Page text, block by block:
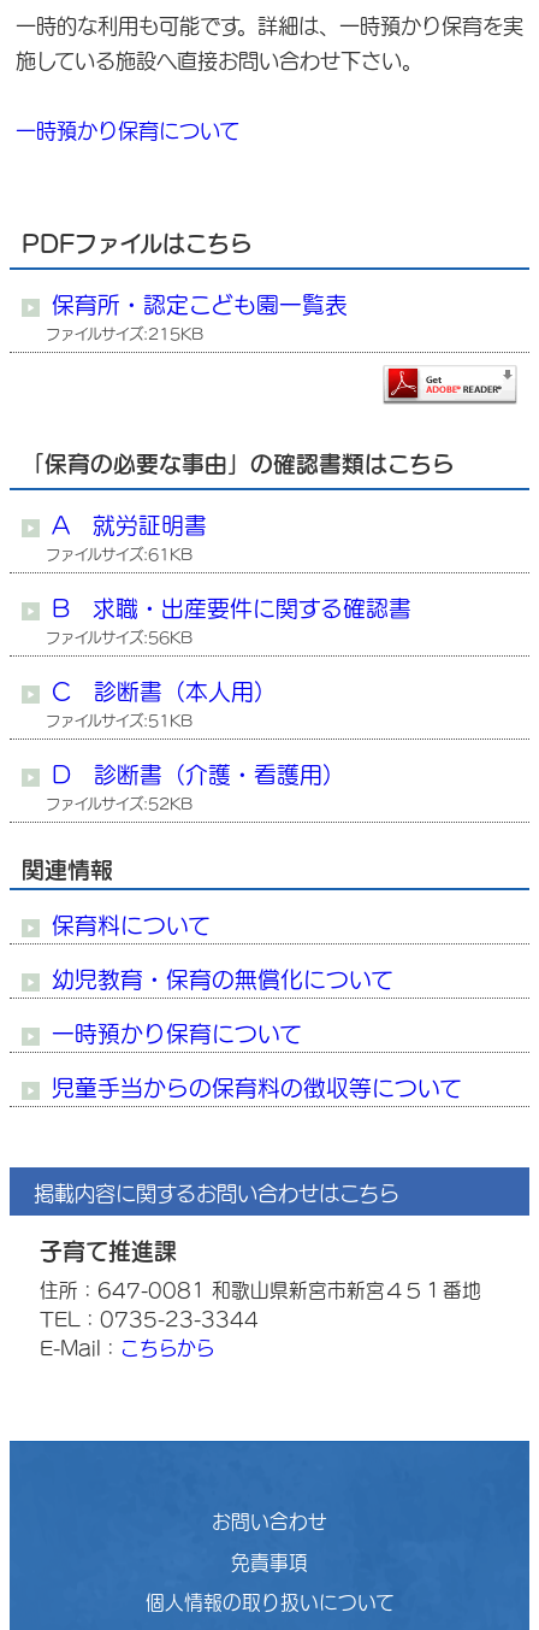
一時的な利用も可能です。詳細は、一時預かり保育を実
施している施設へ直接お問い合わせ下さい。
一時預かり保育について
PDFファイルはこちら
保育所・認定こども園一覧表
ファイルサイズ:215KB
「保育の必要な事由」の確認書類はこちら
A 就労証明書
ファイルサイズ:61KB
B 求職・出産要件に関する確認書
ファイルサイズ:56KB
C 診断書（本人用）
ファイルサイズ:51KB
D 診断書（介護・看護用）
ファイルサイズ:52KB
関連情報
保育料について
幼児教育・保育の無償化について
一時預かり保育について
児童手当からの保育料の徴収等について
掲載内容に関するお問い合わせはこちら
子育て推進課
住所：647-0081 和歌山県新宮市新宮４５１番地
TEL：0735-23-3344
E-Mail： こちらから
お問い合わせ
免責事項
個人情報の取り扱いについて